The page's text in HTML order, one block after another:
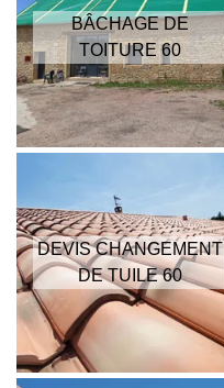
BÂCHAGE DE
TOITURE 60
DEVIS CHANGEMENT
DE TUILE 60